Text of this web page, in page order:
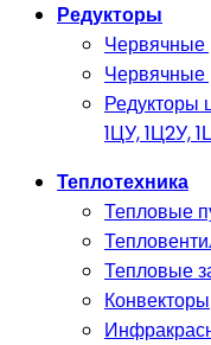
Редукторы
Червячные
Червячные
Редукторы
1ЦУ, 1Ц2У,
Теплотехника
Тепловые
Тепловые
Конвекторы